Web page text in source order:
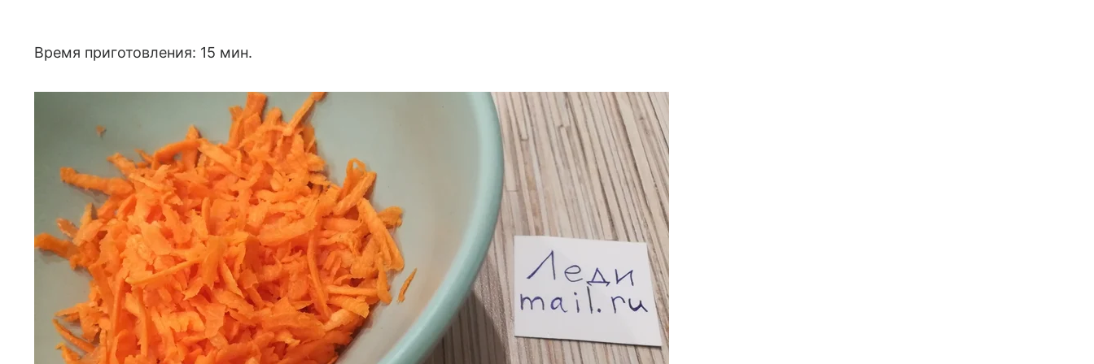
Время приготовления: 15 мин.